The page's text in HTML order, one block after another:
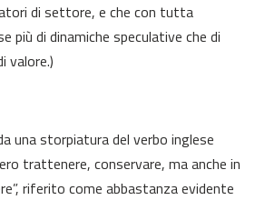
di settore, e che con tutta
più di dinamiche speculative che di
valore.)
una storpiatura del verbo inglese
trattenere, conservare, ma anche in
riferito come abbastanza evidente